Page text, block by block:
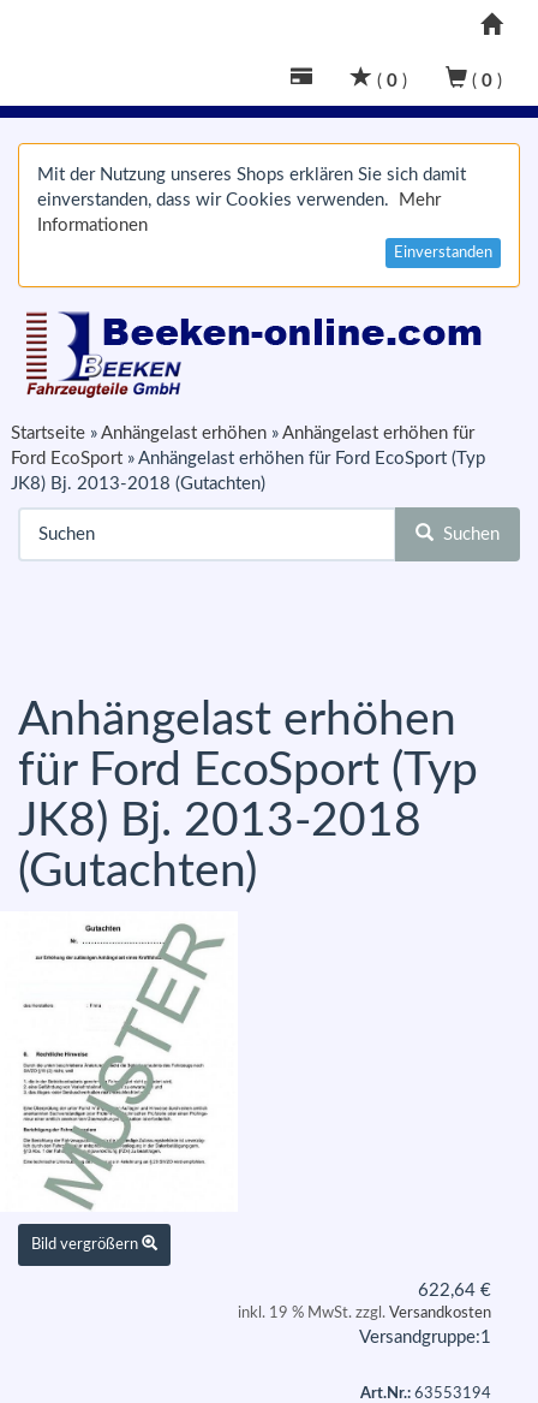
( 0 ) ( 0 )
Mit der Nutzung unseres Shops erklären Sie sich damit
einverstanden, dass wir Cookies verwenden.
Mehr
Informationen
Einverstanden
Startseite » Anhängelast erhöhen » Anhängelast erhöhen für
Ford EcoSport » Anhängelast erhöhen für Ford EcoSport (Typ
JK8) Bj. 2013-2018 (Gutachten)
Suchen
Anhängelast erhöhen
für Ford EcoSport (Typ
JK8) Bj. 2013-2018
(Gutachten)
Bild vergrößern
622,64 €
inkl. 19 % MwSt. zzgl. Versandkosten
Versandgruppe:1
Art.Nr.: 63553194